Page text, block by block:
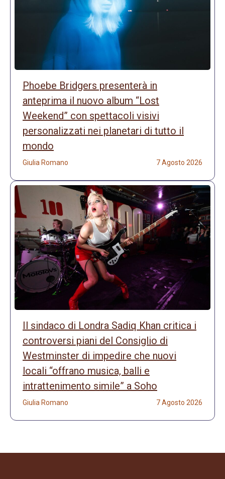
Phoebe Bridgers presenterà in
anteprima il nuovo album “Lost
Weekend” con spettacoli visivi
personalizzati nei planetari di tutto il
mondo
Giulia Romano 7 Agosto 2026
Il sindaco di Londra Sadiq Khan critica i
controversi piani del Consiglio di
Westminster di impedire che nuovi
locali “offrano musica, balli e
intrattenimento simile” a Soho
Giulia Romano 7 Agosto 2026